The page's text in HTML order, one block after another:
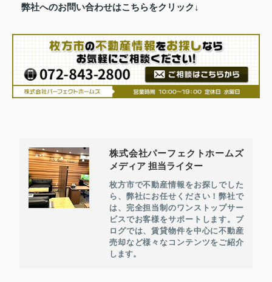
弊社へのお問い合わせはこちらをクリック↓
株式会社パーフェクトホームズ
メディア 担当ライター
枚方市で不動産情報をお探しでした
ら、弊社にお任せください！弊社で
は、完全担当制のワンストップサー
ビスでお客様をサポートします。ブ
ログでは、賃貸物件を中心に不動産
売却など様々なコンテンツをご紹介
します。